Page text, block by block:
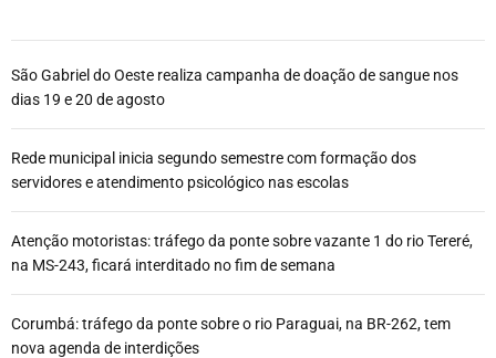
São Gabriel do Oeste realiza campanha de doação de sangue nos
dias 19 e 20 de agosto
Rede municipal inicia segundo semestre com formação dos
servidores e atendimento psicológico nas escolas
Atenção motoristas: tráfego da ponte sobre vazante 1 do rio Tereré,
na MS-243, ficará interditado no fim de semana
Corumbá: tráfego da ponte sobre o rio Paraguai, na BR-262, tem
nova agenda de interdições